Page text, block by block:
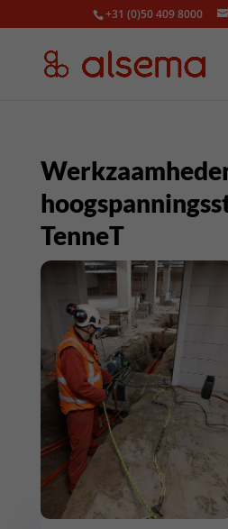
+31 (0)50 409 8000
TenneT